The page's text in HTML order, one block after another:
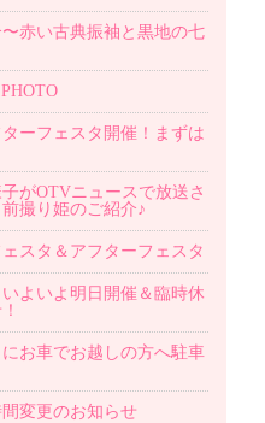
赤い古典振袖と黒地の七
ーフェスタ開催！まずは
がOTVニュースで放送さ
撮り姫のご紹介♪
スタ＆アフターフェスタ
よいよ明日開催＆臨時休
お車でお越しの方へ駐車
変更のお知らせ